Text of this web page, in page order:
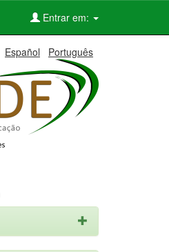
Entrar em:
Español Português